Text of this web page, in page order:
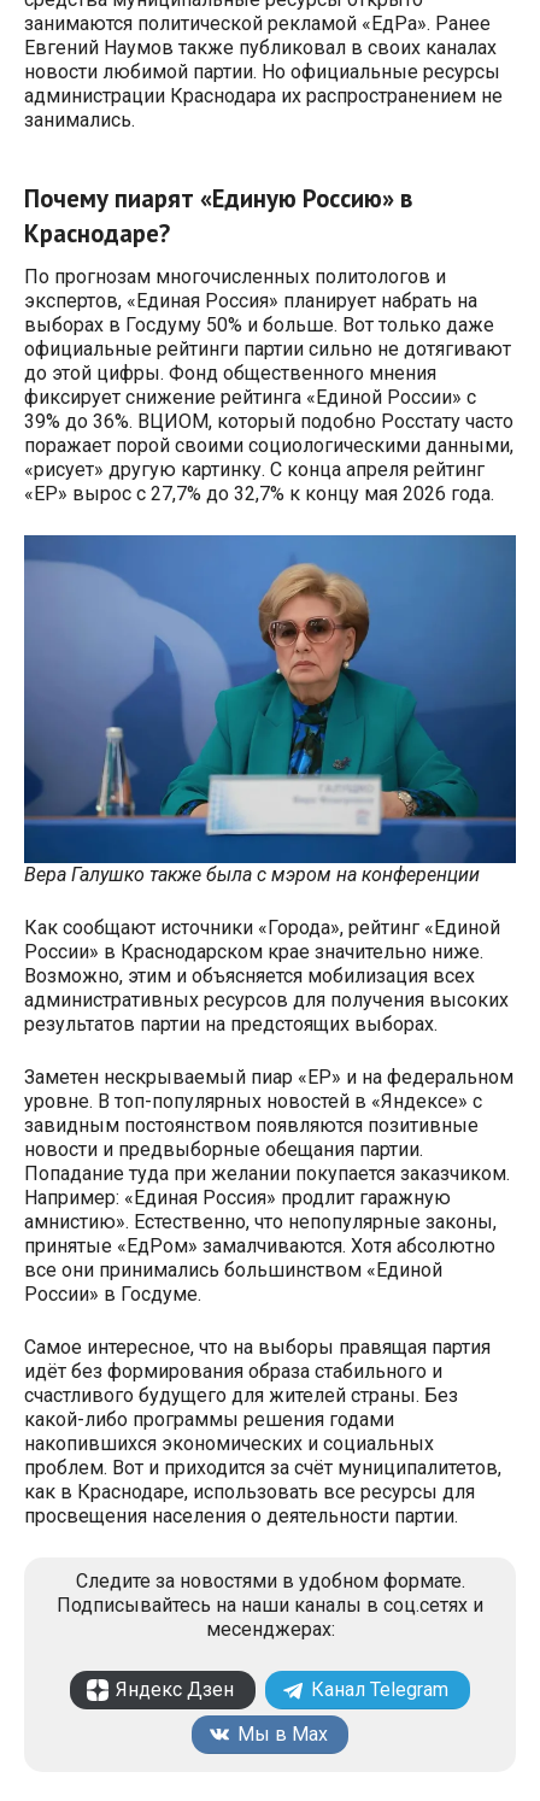
занимаются политической рекламой «ЕдРа». Ранее
Евгений Наумов также публиковал в своих каналах
новости любимой партии. Но официальные ресурсы
администрации Краснодара их распространением не
занимались.
Почему пиарят «Единую Россию» в
Краснодаре?
По прогнозам многочисленных политологов и
экспертов, «Единая Россия» планирует набрать на
выборах в Госдуму 50% и больше. Вот только даже
официальные рейтинги партии сильно не дотягивают
до этой цифры. Фонд общественного мнения
фиксирует снижение рейтинга «Единой России» с
39% до 36%. ВЦИОМ, который подобно Росстату часто
поражает порой своими социологическими данными,
«рисует» другую картинку. С конца апреля рейтинг
«ЕР» вырос с 27,7% до 32,7% к концу мая 2026 года.
Вера Галушко также была с мэром на конференции
Как сообщают источники «Города», рейтинг «Единой
России» в Краснодарском крае значительно ниже.
Возможно, этим и объясняется мобилизация всех
административных ресурсов для получения высоких
результатов партии на предстоящих выборах.
Заметен нескрываемый пиар «ЕР» и на федеральном
уровне. В топ-популярных новостей в «Яндексе» с
завидным постоянством появляются позитивные
новости и предвыборные обещания партии.
Попадание туда при желании покупается заказчиком.
Например: «Единая Россия» продлит гаражную
амнистию». Естественно, что непопулярные законы,
принятые «ЕдРом» замалчиваются. Хотя абсолютно
все они принимались большинством «Единой
России» в Госдуме.
Самое интересное, что на выборы правящая партия
идёт без формирования образа стабильного и
счастливого будущего для жителей страны. Без
какой-либо программы решения годами
накопившихся экономических и социальных
проблем. Вот и приходится за счёт муниципалитетов,
как в Краснодаре, использовать все ресурсы для
просвещения населения о деятельности партии.
Следите за новостями в удобном формате.
Подписывайтесь на наши каналы в соц.сетях и
месенджерах:
Яндекс Дзен
Канал Telegram
Мы в Max